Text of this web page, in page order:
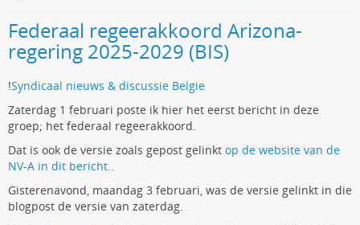
Federaal regeerakkoord Arizona-
regering 2025-2029 (BIS)
!Syndicaal nieuws & discussie Belgie
Zaterdag 1 februari poste ik hier het eerst bericht in deze
groep; het federaal regeerakkoord.
Dat is ook de versie zoals gepost gelinkt op de website van de
NV-A in dit bericht.
Gisterenavond, maandag 3 februari, was de versie gelinkt in die
blogpost de versie van zaterdag.